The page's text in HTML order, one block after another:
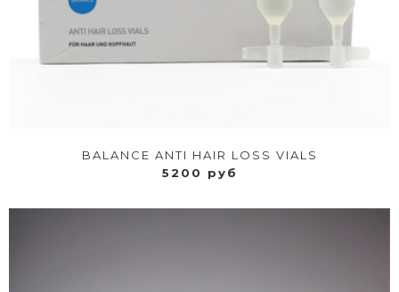
BALANCE ANTI HAIR LOSS VIALS
5200 руб